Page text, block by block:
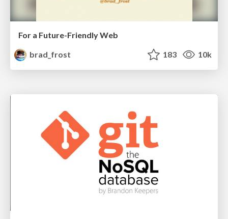
For a Future-Friendly Web
brad_frost
183 10k